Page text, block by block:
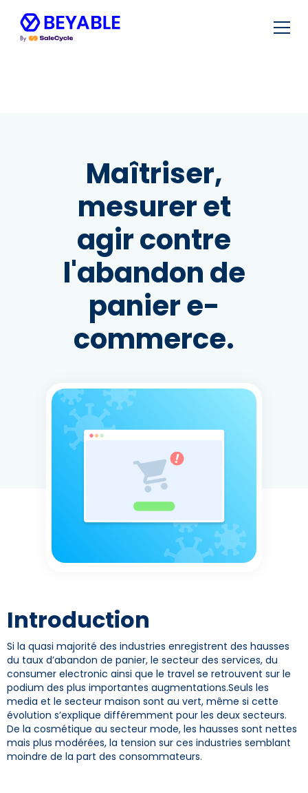
Maîtriser,
mesurer et
agir contre
l'abandon de
panier e-
commerce.
Introduction
Si la quasi majorité des industries enregistrent des hausses
du taux d’abandon de panier, le secteur des services, du
consumer electronic ainsi que le travel se retrouvent sur le
podium des plus importantes augmentations.Seuls les
media et le secteur maison sont au vert, même si cette
évolution s’explique différemment pour les deux secteurs.
De la cosmétique au secteur mode, les hausses sont nettes
mais plus modérées, la tension sur ces industries semblant
moindre de la part des consommateurs.